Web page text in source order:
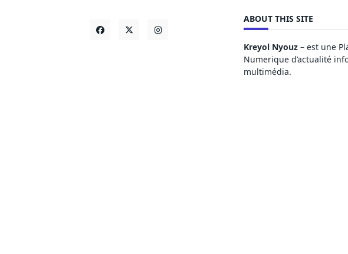
ABOUT THIS SITE
Kreyol Nyouz – est une
Numerique d’actualité
multimédia.